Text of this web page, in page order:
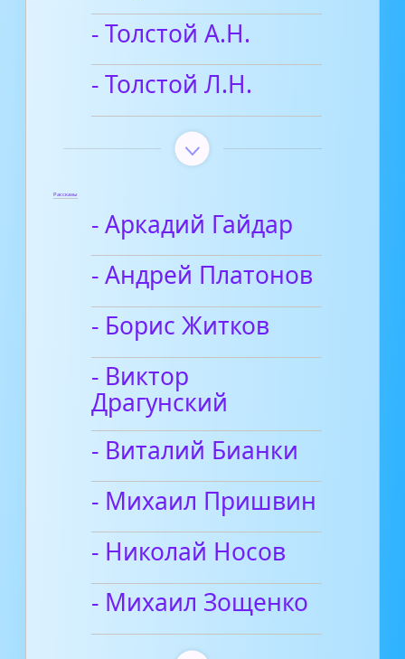
- Толстой А.Н.
- Толстой Л.Н.
Рассказы
- Аркадий Гайдар
- Андрей Платонов
- Борис Житков
- Виктор
Драгунский
- Виталий Бианки
- Михаил Пришвин
- Николай Носов
- Михаил Зощенко